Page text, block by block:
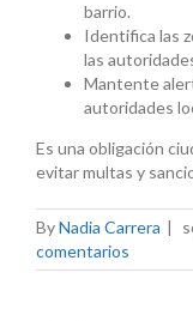
barrio.
Identifica las
las
Mantente
autoridades
Es una obligación
evitar multas y
ByNadia Carrera |
comentarios